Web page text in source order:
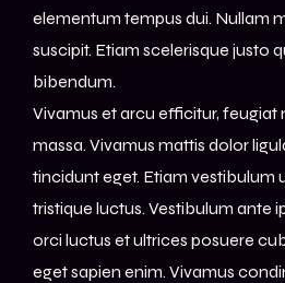
elementum tempus dui. Nullam
suscipit. Etiam scelerisque justo
bibendum.
Vivamus et arcu efficitur, feugiat
massa. Vivamus mattis dolor
tincidunt eget. Etiam vestibulum
tristique luctus. Vestibulum ante
orci luctus et ultrices posuere
eget sapien enim. Vivamus